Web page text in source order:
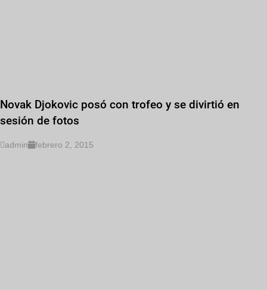
Novak Djokovic posó con trofeo y se divirtió en
sesión de fotos
admin febrero 2, 2015